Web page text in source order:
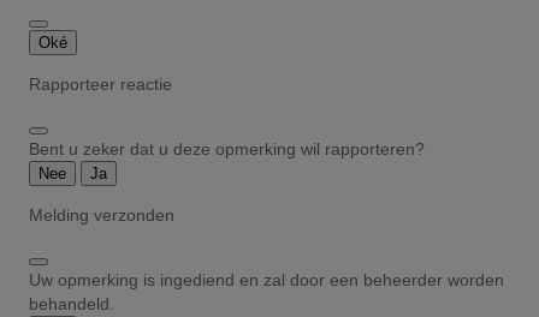
Oké
Rapporteer reactie
Bent u zeker dat u deze opmerking wil rapporteren?
Nee Ja
Melding verzonden
Uw opmerking is ingediend en zal door een beheerder worden
behandeld.